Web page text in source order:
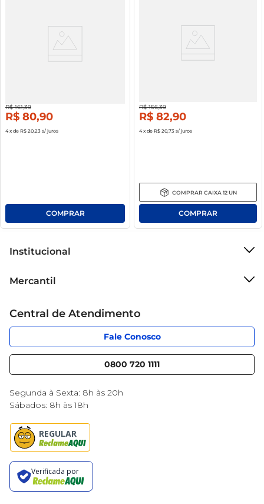
R$ 161,39
R$ 80,90
4 x de R$ 20,23 s/ juros
R$ 156,39
R$ 82,90
4 x de R$ 20,73 s/ juros
COMPRAR CAIXA 12UN
Institucional
Sobre Privacidade
Nossas lojas
Mercantil
Código de Ética
Serviços
Central de Atendimento
Fale Conosco
0800 720 1111
Segunda à Sexta: 8h às 20h
Sábados: 8h às 18h